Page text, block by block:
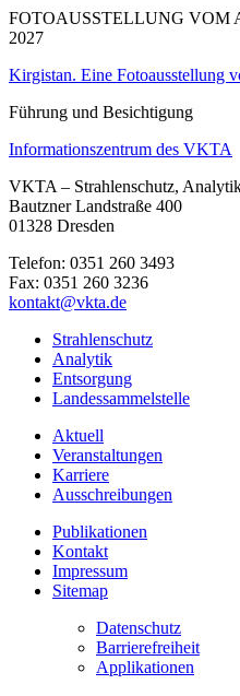
FOTOAUSSTELLUNG VOM
2027
Kirgistan. Eine Fotoausstellung
Führung und Besichtigung
Informationszentrum des VKTA
VKTA – Strahlenschutz,
Bautzner Landstraße 400
01328 Dresden
Telefon: 0351 260 3493
Fax: 0351 260 3236
kontakt@vkta.de
Strahlenschutz
Analytik
Entsorgung
Landessammelstelle
Aktuell
Veranstaltungen
Karriere
Ausschreibungen
Publikationen
Kontakt
Impressum
Sitemap
Datenschutz
Barrierefreiheit
Applikationen